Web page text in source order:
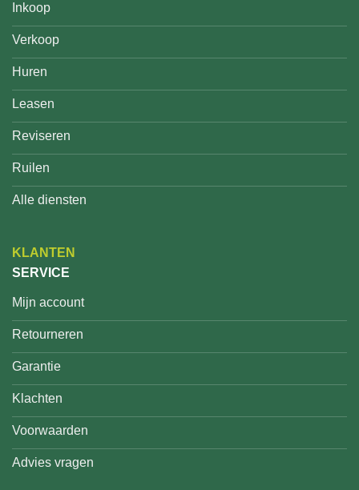
Inkoop
Verkoop
Huren
Leasen
Reviseren
Ruilen
Alle diensten
KLANTEN
SERVICE
Mijn account
Retourneren
Garantie
Klachten
Voorwaarden
Advies vragen